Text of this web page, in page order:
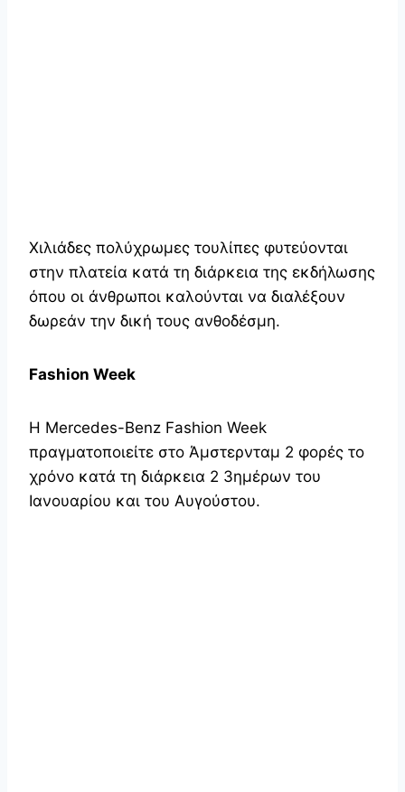
Χιλιάδες πολύχρωμες τουλίπες φυτεύονται
στην πλατεία κατά τη διάρκεια της εκδήλωσης
όπου οι άνθρωποι καλούνται να διαλέξουν
δωρεάν την δική τους ανθοδέσμη.
Fashion Week
Η Mercedes-Benz Fashion Week
πραγματοποιείτε στο Άμστερνταμ 2 φορές το
χρόνο κατά τη διάρκεια 2 3ημέρων του
Ιανουαρίου και του Αυγούστου.